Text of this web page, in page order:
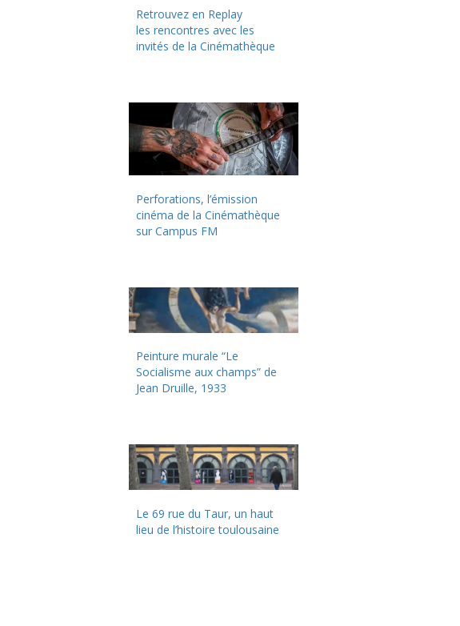
Retrouvez en Replay
les rencontres avec les
invités de la Cinémathèque
Perforations, l’émission
cinéma de la Cinémathèque
sur Campus FM
Peinture murale “Le
Socialisme aux champs” de
Jean Druille, 1933
Le 69 rue du Taur, un haut
lieu de l’histoire toulousaine